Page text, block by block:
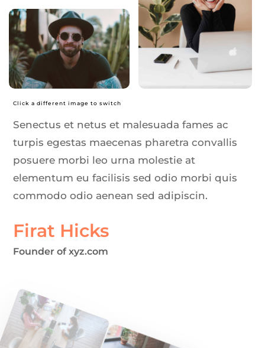
Click a different image to switch
Senectus et netus et malesuada fames ac
turpis egestas maecenas pharetra convallis
posuere morbi leo urna molestie at
elementum eu facilisis sed odio morbi quis
commodo odio aenean sed adipiscin.
Firat Hicks
Founder of xyz.com